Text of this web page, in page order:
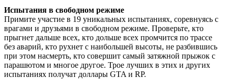
Испытания в свободном режиме
Примите участие в 19 уникальных испытаниях, соревнуясь с
врагами и друзьями в свободном режиме. Проверьте, кто
прыгнет дальше всех, кто дольше всех промчится по трассе
без аварий, кто рухнет с наибольшей высоты, не разбившись
при этом насмерть, кто совершит самый затяжной прыжок с
парашютом и многое другое. Трое лучших в этих и других
испытаниях получат доллары GTA и RP.